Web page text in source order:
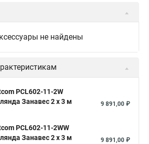
не найдены
PCL602-11-2W
Занавес 2 x 3 м
9 891,00 ₽
PCL602-11-2WW
Занавес 2 x 3 м
9 891,00 ₽